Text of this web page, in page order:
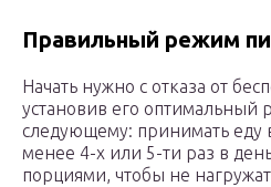
Правильный режим
Начать нужно с отказа от
установив его оптимальный
следующему: принимать еду
менее 4-х или 5-ти раз в
порциями, чтобы не